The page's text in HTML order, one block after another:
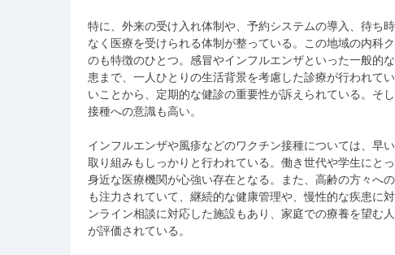
特に、外来の受け入れ体制や、予約システムの導入、待ち
なく医療を受けられる体制が整っている。この地域の内科
のも特徴のひとつ。感冒やインフルエンザといった一般的
患まで、一人ひとりの生活背景を考慮した診療が行われて
いことから、定期的な健診の重要性が訴えられている。そ
接種への意識も高い。
インフルエンザや風疹などのワクチン接種については、早
取り組みもしっかりと行われている。働き世代や学生にと
身近な医療機関が心強い存在となる。また、高齢の方々へ
も注力されていて、継続的な健康管理や、慢性的な疾患に
ンライン相談に対応した施設もあり、家庭での療養を望む
が評価されている。